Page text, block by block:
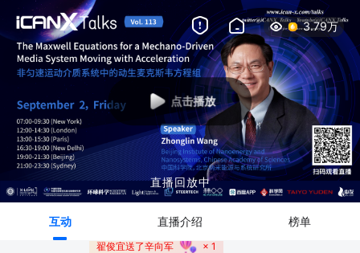
点击播放
3.79万
直播回放中
互动 直播介绍 榜单
下拉加载更多
啊喽哈送了辛向军 × 1
翟俊宜送了辛向军 × 1
当前价：￥NaN 0秒
-NaN ￥0.00 +NaN 出价 取消